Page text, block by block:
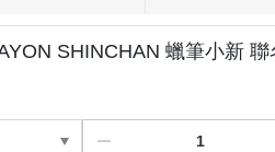
SHINCHAN 蠟筆小新